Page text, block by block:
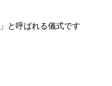
」と呼ばれる儀式です